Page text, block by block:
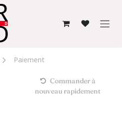
Paiement
Commander à
nouveau rapidement